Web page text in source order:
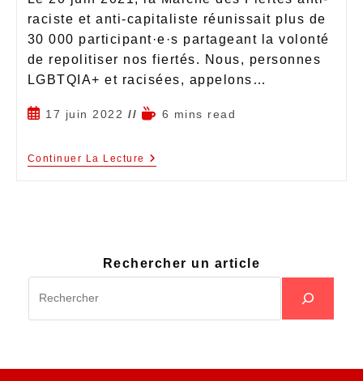
raciste et anti-capitaliste réunissait plus de
30 000 participant·e·s partageant la volonté
de repolitiser nos fiertés. Nous, personnes
LGBTQIA+ et racisées, appelons…
17 juin 2022 6 mins read
Continuer La Lecture
Rechercher un article